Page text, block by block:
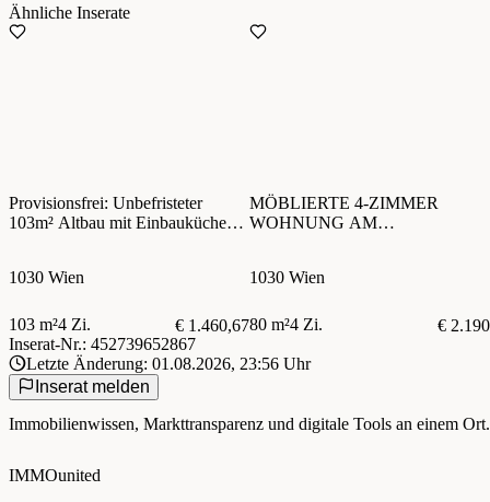
Ähnliche Inserate
Provisionsfrei: Unbefristeter
103m² Altbau mit Einbauküche
1030 Wien
103 m²4 Zi. € 1.460,67
MÖBLIERTE 4-ZIMMER
WOHNUNG AM
1030 Wien
80 m²4 Zi.
€ 2.190
Inserat-Nr.: 452739652867
Letzte Änderung: 01.08.2026, 23:56 Uhr
Inserat melden
Immobilienwissen, Markttransparenz und digitale Tools an einem Ort.
IMMOunited